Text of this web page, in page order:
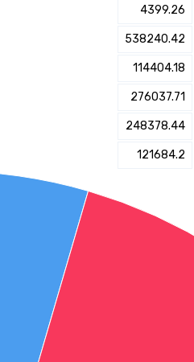
4399.26
538240.42
114404.18
276037.71
248378.44
121684.2